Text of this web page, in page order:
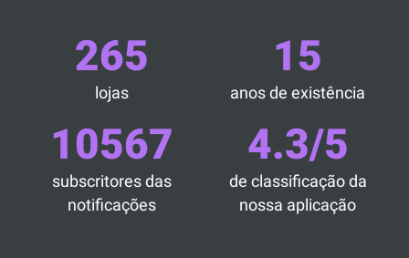
265
lojas
15
anos de existência
10567
subscritores das
notificações
4.3/5
de classificação da
nossa aplicação